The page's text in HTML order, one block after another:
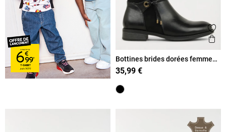
Bottines brides dorées femme
(36-41)
35,99 €